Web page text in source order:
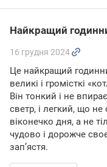
Найкращий
16 грудня 2024
Це найкращий
великі і громісткі
Він тонкий і не
светр, і легкий, що
віконечко дня, а не
чудово і дорожче
запʼястя.